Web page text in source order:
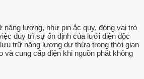
năng lượng, như pin ắc quy, đóng vai trò
duy trì sự ổn định của lưới điện độc
trữ năng lượng dư thừa trong thời gian
và cung cấp điện khi nguồn phát không